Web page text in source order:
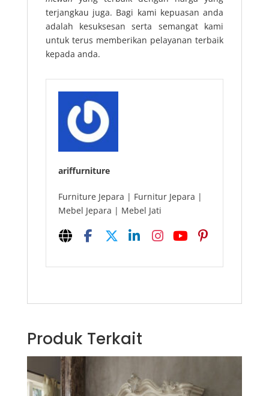
terjangkau juga. Bagi kami kepuasan anda
adalah kesuksesan serta semangat kami
untuk terus memberikan pelayanan terbaik
kepada anda.
ariffurniture
Furniture Jepara | Furnitur Jepara |
Mebel Jepara | Mebel Jati
Produk Terkait